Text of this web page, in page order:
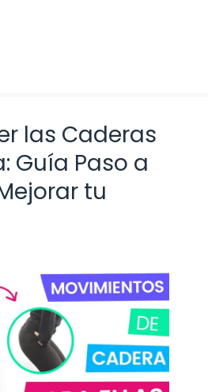
las Caderas
Guía Paso a
tu